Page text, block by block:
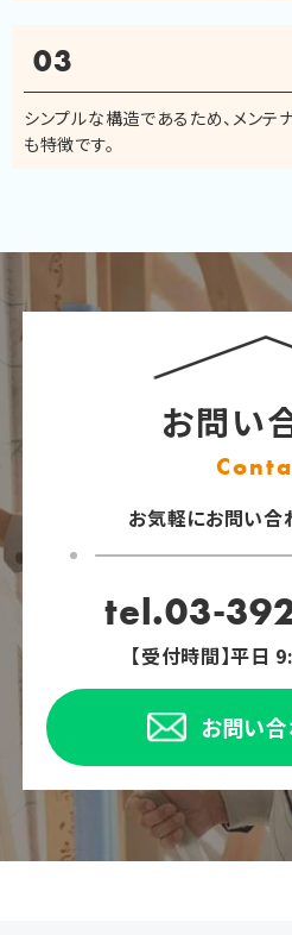
03
シンプルな構造であるため、メンテ
も特徴です。
お問い
お気軽にお問い合
tel.03-
【受付時間】平日
お問い